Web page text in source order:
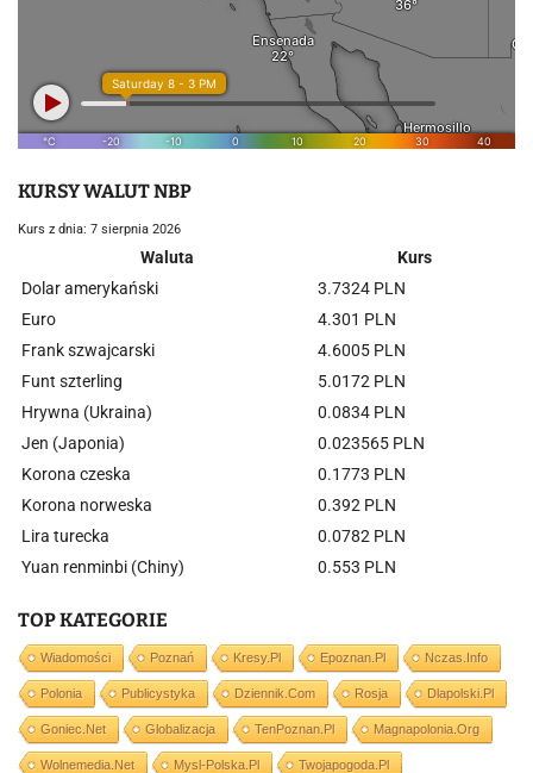
KURSY WALUT NBP
Kurs z dnia: 7 sierpnia 2026
Waluta
Kurs
Dolar amerykański
3.7324 PLN
Euro
4.301 PLN
Frank szwajcarski
4.6005 PLN
Funt szterling
5.0172 PLN
Hrywna (Ukraina)
0.0834 PLN
Jen (Japonia)
0.023565 PLN
Korona czeska
0.1773 PLN
Korona norweska
0.392 PLN
Lira turecka
0.0782 PLN
Yuan renminbi (Chiny)
0.553 PLN
TOP KATEGORIE
Wiadomości Poznań Kresy.pl Epoznan.pl Nczas.info
Polonia Publicystyka Dziennik.com Rosja Dlapolski.pl
Goniec.net Globalizacja TenPoznan.pl Magnapolonia.org
Wolnemedia.net Mysl-Polska.pl Twojapogoda.pl